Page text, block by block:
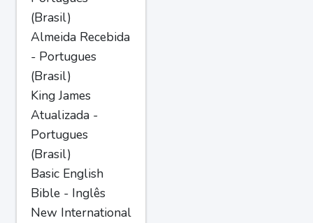
(Brasil)
Almeida Recebida
- Portugues
(Brasil)
King James
Atualizada -
Portugues
(Brasil)
Basic English
Bible - Inglês
New International